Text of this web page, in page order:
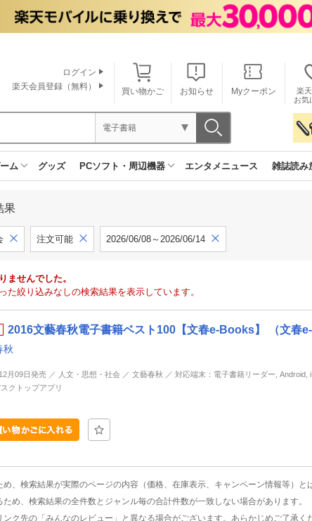
買い物かご お知らせ Myクーポン
楽
お気
ログイン
楽天会員登録（無料）
電子書籍
ム グッズ PCソフト・周辺機器 エンタメニュース 雑誌読み
果
注文可能 2026/06/08～2026/06/14
ませんでした。
た絞り込みなしの検索結果を表示しています。
2016文藝春秋電子書籍ベスト100【文春e-Books】 （文春
秋
月09日発売 ／ 人文・思想・社会 ／ 文藝春秋 ／ 対応端末：電子書籍リーダー, Android,
クトップアプリ
、検索結果が実際のページの内容（価格、在庫表示、キャンペーン情報等）と
め、検索結果の全件数とジャンル毎の合計件数が一致しない場合があります。
ク先の「みんなのレビュー」と異なる場合がございます。あらかじめご了承く